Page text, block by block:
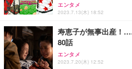
エンタメ
2023.7.13(木) 18:52
寿恵子が無事出産！
80話
エンタメ
2023.7.20(木) 12:52